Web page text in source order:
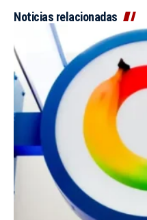
Noticias relacionadas